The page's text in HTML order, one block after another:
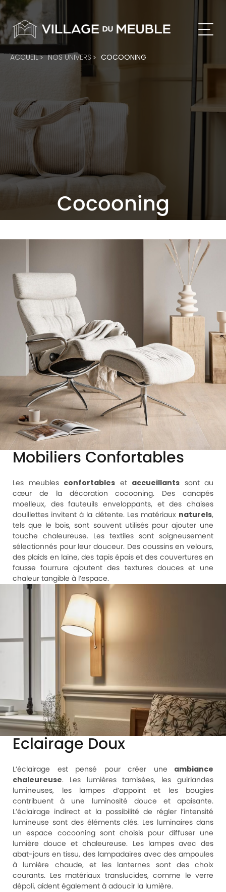
ACCUEIL NOS UNIVERS COCOONING
Cocooning
Mobiliers Confortables
Les meubles confortables et accueillants sont au
cœur de la décoration cocooning. Des canapés
moelleux, des fauteuils enveloppants, et des chaises
douillettes invitent à la détente. Les matériaux naturels,
tels que le bois, sont souvent utilisés pour ajouter une
touche chaleureuse. Les textiles sont soigneusement
sélectionnés pour leur douceur. Des coussins en velours,
des plaids en laine, des tapis épais et des couvertures en
fausse fourrure ajoutent des textures douces et une
chaleur tangible à l’espace.
Eclairage Doux
L’éclairage est pensé pour créer une ambiance
chaleureuse. Les lumières tamisées, les guirlandes
lumineuses, les lampes d’appoint et les bougies
contribuent à une luminosité douce et apaisante.
L’éclairage indirect et la possibilité de régler l’intensité
lumineuse sont des éléments clés. Les luminaires dans
un espace cocooning sont choisis pour diffuser une
lumière douce et chaleureuse. Les lampes avec des
abat-jours en tissu, des lampadaires avec des ampoules
à lumière chaude, et les lanternes sont des choix
courants. Les matériaux translucides, comme le verre
dépoli, aident également à adoucir la lumière.